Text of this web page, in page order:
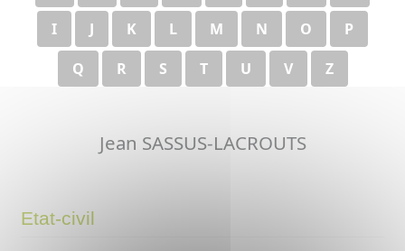
I
J K L M N O
P
Q
R S T U V Z
Jean SASSUS-LACROUTS
Etat-civil